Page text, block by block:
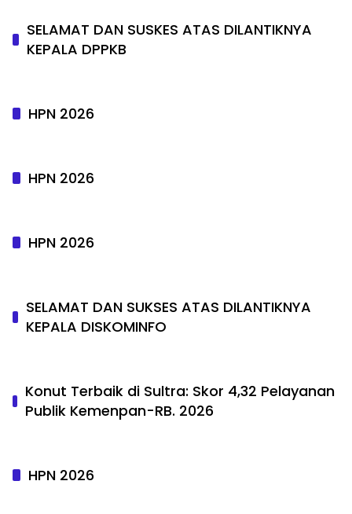
SELAMAT DAN SUSKES ATAS DILANTIKNYA
KEPALA DPPKB
HPN 2026
HPN 2026
HPN 2026
SELAMAT DAN SUKSES ATAS DILANTIKNYA
KEPALA DISKOMINFO
Konut Terbaik di Sultra: Skor 4,32 Pelayanan
Publik Kemenpan-RB. 2026
HPN 2026